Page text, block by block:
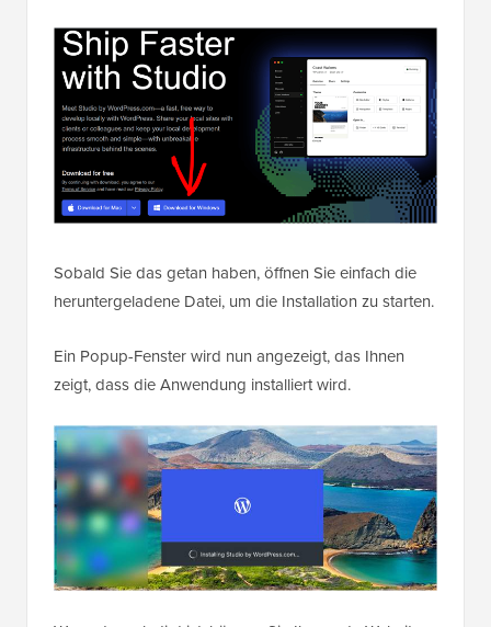
Sobald Sie das getan haben, öffnen Sie einfach die
heruntergeladene Datei, um die Installation zu starten.
Ein Popup-Fenster wird nun angezeigt, das Ihnen
zeigt, dass die Anwendung installiert wird.